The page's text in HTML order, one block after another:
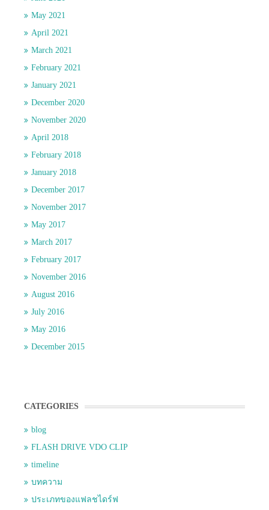
May 2021
April 2021
March 2021
February 2021
January 2021
December 2020
November 2020
April 2018
February 2018
January 2018
December 2017
November 2017
May 2017
March 2017
February 2017
November 2016
August 2016
July 2016
May 2016
December 2015
CATEGORIES
blog
FLASH DRIVE VDO CLIP
timeline
บทความ
ประเภทของแฟลชไดร์ฟ